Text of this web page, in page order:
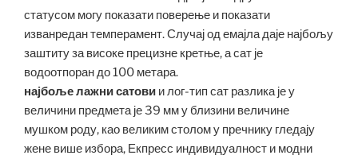
статусом могу показати поверење и показати
изванредан темперамент. Случај од емајла даје најбољу
заштиту за високе прецизне кретње, а сат је
водоотпоран до 100 метара.
најбоље лажни сатови и лог-тип сат разлика је у
величини предмета је 39 мм у близини величине
мушком роду, као великим столом у пречнику гледају
жене више избора, Екпресс индивидуалност и модни